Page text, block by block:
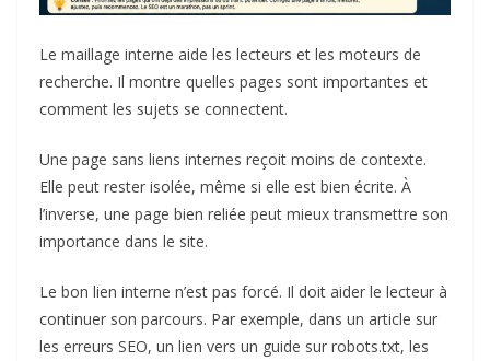
Le maillage interne aide les lecteurs et les moteurs de
recherche. Il montre quelles pages sont importantes et
comment les sujets se connectent.
Une page sans liens internes reçoit moins de contexte.
Elle peut rester isolée, même si elle est bien écrite. À
l’inverse, une page bien reliée peut mieux transmettre son
importance dans le site.
Le bon lien interne n’est pas forcé. Il doit aider le lecteur à
continuer son parcours. Par exemple, dans un article sur
les erreurs SEO, un lien vers un guide sur robots.txt, les